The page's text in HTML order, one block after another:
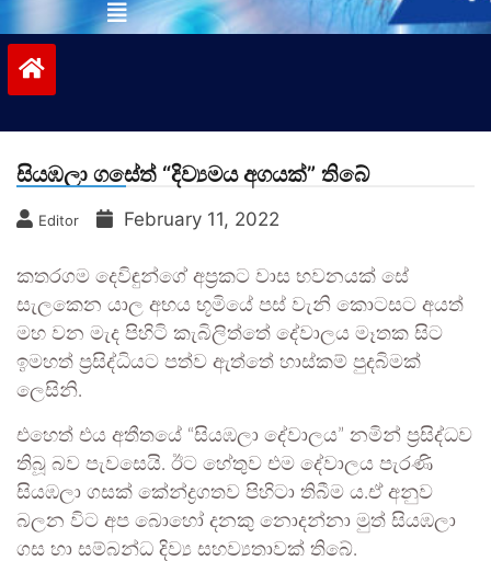
සියඹලා ගසේත් “දිව්‍යමය අගයක්” තිබේ
Editor February 11, 2022
කතරගම දෙවිඳුන්ගේ අප්‍රකට වාස භවනයක් සේ
සැලකෙන යාල අභය භූමියේ පස් වැනි කොටසට අයත්
මහ වන මැද පිහිටි කැබිලිත්තේ දේවාලය මෑතක සිට
ඉමහත් ප්‍රසිද්ධියට පත්ව ඇත්තේ හාස්කම් පුදබිමක්
ලෙසිනි.
එහෙත් එය අතීතයේ “සියඹලා දේවාලය” නමින් ප්‍රසිද්ධව
තිබූ බව පැවසෙයි. ඊට හේතුව එම දේවාලය පැරණි
සියඹලා ගසක් කේන්ද්‍රගතව පිහිටා තිබීම ය.ඒ අනුව
බලන විට අප බොහෝ දනකු නොදන්නා මුත් සියඹලා
ගස හා සම්බන්ධ දිව්‍ය සහව්‍යතාවක් තිබේ.